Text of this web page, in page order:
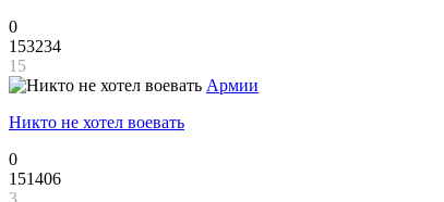
0
153234
15
Армии
Никто не хотел воевать
0
151406